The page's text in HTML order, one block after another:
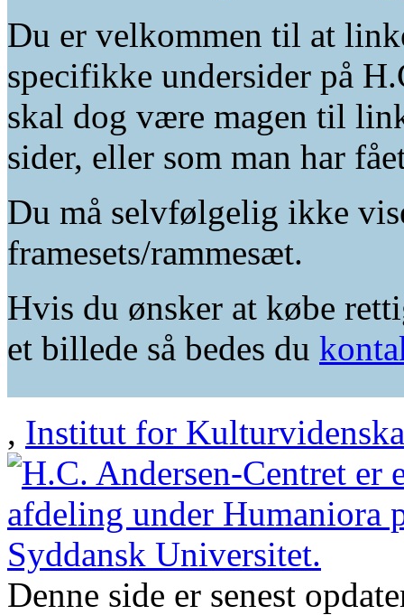
Du er velkommen til at
specifikke undersider på
skal dog være magen til
sider, eller som man har
Du må selvfølgelig ikke
framesets/rammesæt.
Hvis du ønsker at købe
et billede så bedes du
, Institut for
Denne side er senest